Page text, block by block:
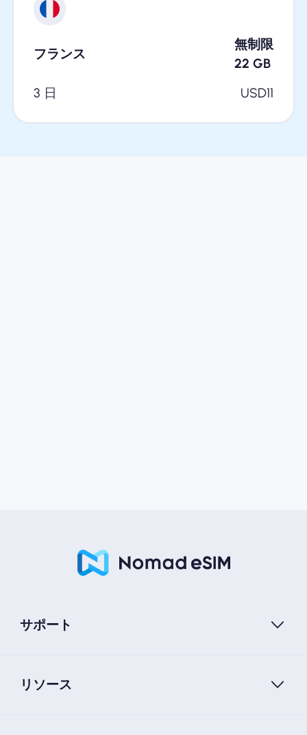
フランス
無制限
22 GB
3 日
USD11
サポート
リソース